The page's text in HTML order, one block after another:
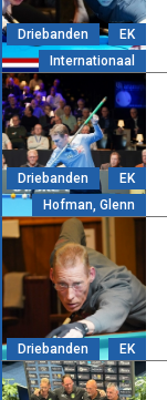
Driebanden
EK
Internationaal
Driebanden
EK
Hofman, Glenn
Driebanden EK